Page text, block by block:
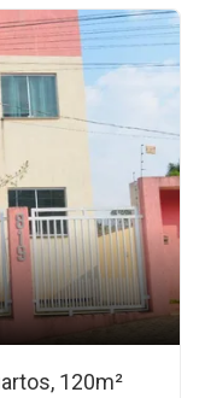
120m²